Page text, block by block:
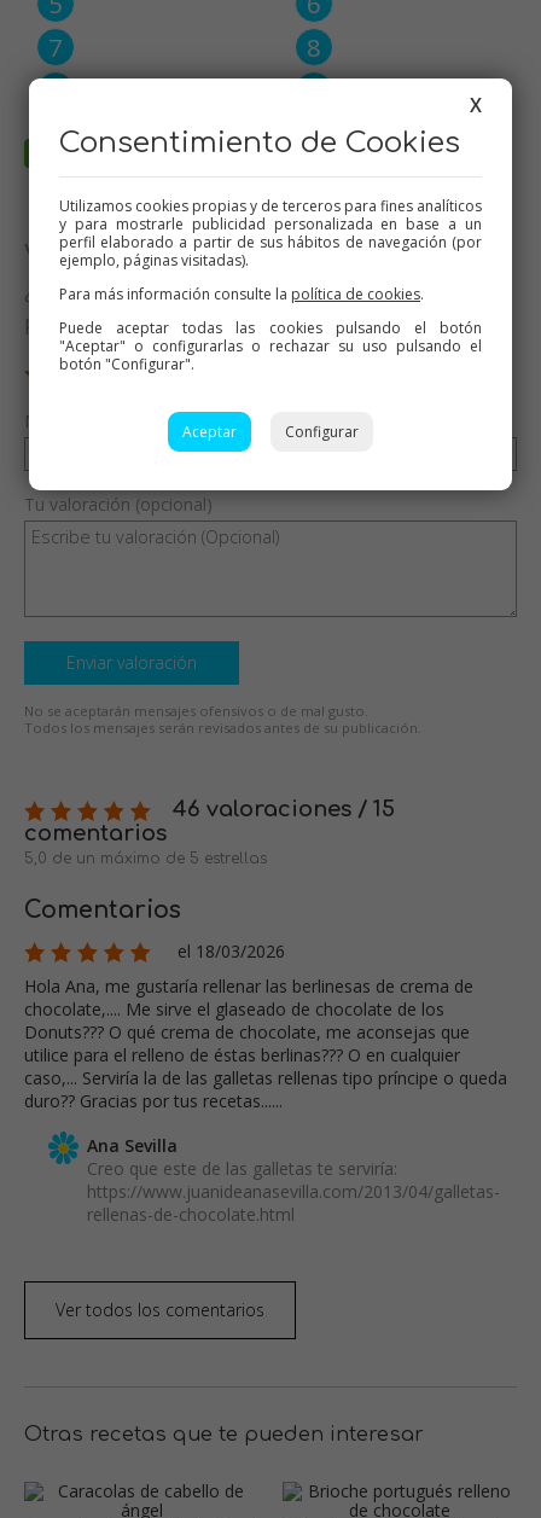
Valora esta receta
¿Te ha gustado esta receta? Valórala y dime qué
piensas
Nombre (opcional)
Tu valoración (opcional)
Enviar valoración
No se aceptarán mensajes ofensivos o de mal gusto.
Todos los mensajes serán revisados antes de su publicación.
46 valoraciones / 15
comentarios
5,0 de un máximo de 5 estrellas
Comentarios
el 18/03/2026
Hola Ana, me gustaría rellenar las berlinesas de crema de
chocolate,.... Me sirve el glaseado de chocolate de los
Donuts??? O qué crema de chocolate, me aconsejas que
utilice para el relleno de éstas berlinas??? O en cualquier
caso,... Serviría la de las galletas rellenas tipo príncipe o queda
duro?? Gracias por tus recetas......
Ana Sevilla
Creo que este de las galletas te serviría:
https://www.juanideanasevilla.com/2013/04/galletas-
rellenas-de-chocolate.html
Ver todos los comentarios
Otras recetas que te pueden interesar
X
Consentimiento de Cookies
Utilizamos cookies propias y de terceros para fines analíticos
y para mostrarle publicidad personalizada en base a un
perfil elaborado a partir de sus hábitos de navegación (por
ejemplo, páginas visitadas).
Para más información consulte la política de cookies.
Puede aceptar todas las cookies pulsando el botón
"Aceptar" o configurarlas o rechazar su uso pulsando el
botón "Configurar".
Aceptar Configurar